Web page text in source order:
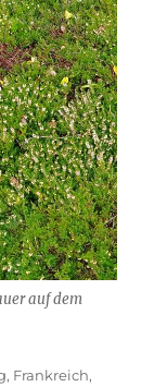
auf dem
, Frankreich,